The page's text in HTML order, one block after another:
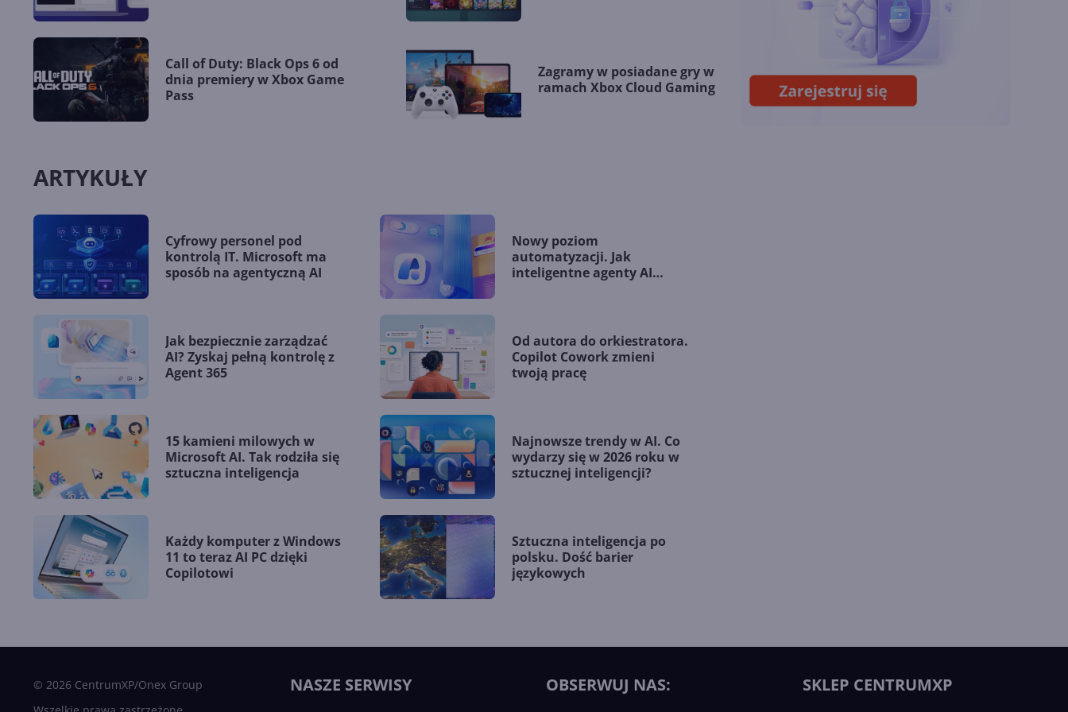
Call of Duty: Black Ops 6 od
dnia premiery w Xbox Game
Pass
Zagramy w posiadane gry w
ramach Xbox Cloud Gaming
wyniki i
superaplikację
Sztuczna inteligencja
wspiera odkrycia
naukowe. OpenAI
startuje z nowym
ARTYKUŁY
Cyfrowy personel pod
kontrolą IT. Microsoft ma
sposób na agentyczną AI
Nowy poziom
automatyzacji. Jak
inteligentne agenty AI
Jak bezpiecznie zarządzać
AI? Zyskaj pełną kontrolę z
Agent 365
Od autora do orkiestratora.
Copilot Cowork zmieni
twoją pracę
15 kamieni milowych w
Microsoft AI. Tak rodziła się
sztuczna inteligencja
Najnowsze trendy w AI. Co
wydarzy się w 2026 roku w
sztucznej inteligencji?
Każdy komputer z Windows
11 to teraz AI PC dzięki
Copilotowi
Sztuczna inteligencja po
polsku. Dość barier
językowych
© 2026 CentrumXP/Onex Group
NASZE SERWISY OBSERWUJ NAS: SKLEP CENTRUMXP